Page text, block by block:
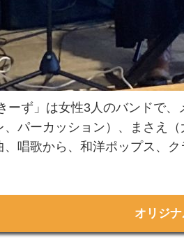
ーず」は女性3人のバンドで
、パーカッション）、まさえ
唱歌から、和洋ポップス、
オリジ